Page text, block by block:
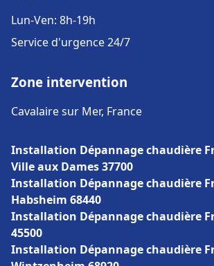
Lun-Ven: 8h-19h
Service d'urgence 24/7
Zone intervention
Cavalaire sur Mer, France
Installation Dépannage chaudière
Ville aux Dames 37700
Installation Dépannage chaudière
Habsheim 68440
Installation Dépannage chaudière
45500
Installation Dépannage chaudière